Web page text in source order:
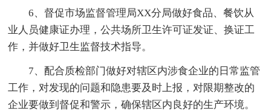
6、督促市场监督管理局XX分局做好食品、餐饮从
业人员健康证办理，公共场所卫生许可证发证、换证工
作，并做好卫生监督技术指导。
7、配合质检部门做好对辖区内涉食企业的日常监管
工作，对发现的问题和隐患要及时上报，对限期整改的
企业要做到督促和警示，确保辖区内良好的生产环境。